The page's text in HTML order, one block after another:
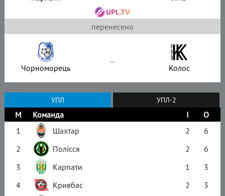
перенесено
Чорноморець – Колос
УПЛ УПЛ-2
М Команда І
О
1
Шахтар 2
6
2
Полісся 2
6
3
Карпати 1
3
4
Кривбас 2
3